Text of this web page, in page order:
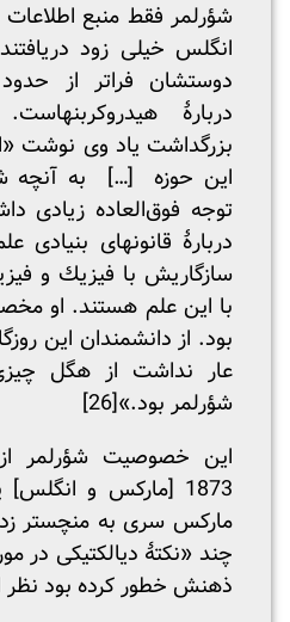
شؤرلمر فقط منبع
انگلس خیلی زود
دوستشان فراتر از
دربارۀ
بزرگداشت یاد وی نوشت
این حوزه […] به آنچه
توجه فوق‌العاده زیادی
دربارۀ قانونهای
سازگاریش با فیزیك و
با این علم هستند. او
بود. از دانشمندان این
عار نداشت از هگل
شؤرلمر بود.»[26]
این خصوصیت شؤرلمر
1873 [مارکس و
مارکس سری به منچستر
چند «نکتۀ دیالکتیکی در
ذهنش خطور کرده بود نظر